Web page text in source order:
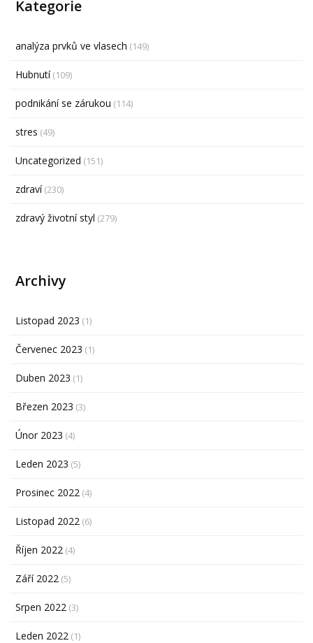
Kategorie
analýza prvků ve vlasech (149)
Hubnutí(109)
podnikání se zárukou (114)
stres (49)
Uncategorized (151)
zdraví(230)
zdravý životní styl (279)
Archivy
Listopad 2023 (1)
Červenec 2023 (1)
Duben 2023 (1)
Březen 2023 (3)
Únor 2023 (4)
Leden 2023 (5)
Prosinec 2022 (4)
Listopad 2022 (6)
Říjen 2022 (4)
Září 2022 (5)
Srpen 2022 (3)
Leden 2022 (1)